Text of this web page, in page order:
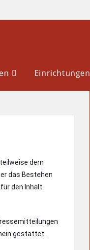
Einrichtungen
dem
das Bestehen
den Inhalt
gestattet.